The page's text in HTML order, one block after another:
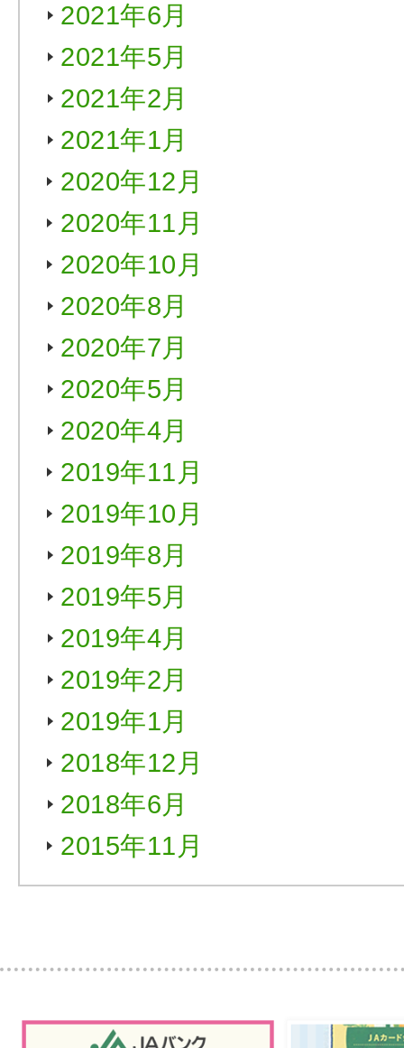
2021年6月
2021年5月
2021年2月
2021年1月
2020年12月
2020年11月
2020年10月
2020年8月
2020年7月
2020年5月
2020年4月
2019年11月
2019年10月
2019年8月
2019年5月
2019年4月
2019年2月
2019年1月
2018年12月
2018年6月
2015年11月